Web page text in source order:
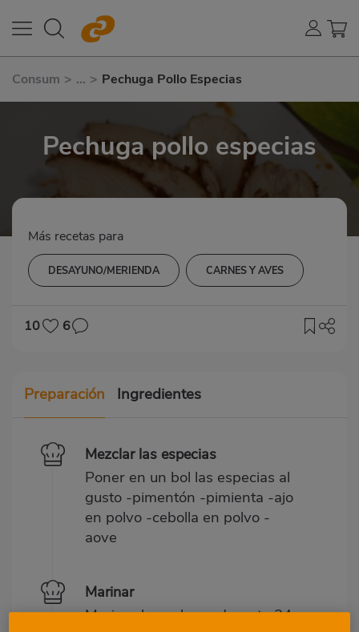
Consum > ... > Pechuga Pollo Especias
Pechuga pollo especias
Más recetas para
DESAYUNO/MERIENDA CARNES Y AVES
10 6
Preparación Ingredientes
Mezclar las especias
Poner en un bol las especias al
gusto -pimentón -pimienta -ajo
en polvo -cebolla en polvo -
aove
Marinar
Marinar la pechuga durante 24